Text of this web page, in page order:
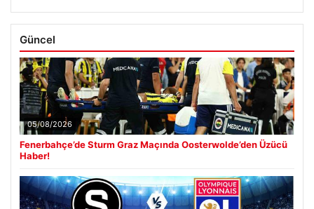
Güncel
05/08/2026
Fenerbahçe’de Sturm Graz Maçında Oosterwolde’den Üzücü
Haber!